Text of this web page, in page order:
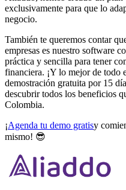
exclusivamente para que lo
negocio.
También te queremos contar
empresas es nuestro software
práctica y sencilla para tener
financiera. ¡Y lo mejor de todo
demostración gratuita por 15
descubrir todos los beneficios
Colombia.
¡Agenda tu demo gratisy
mismo! 😎